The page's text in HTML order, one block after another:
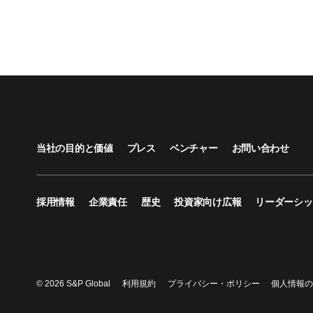
当社の目的と価値 プレス ベンチャー お問い合わせ
採用情報 企業責任 歴史 投資家向け広報 リーダーシ
© 2026 S&P Global 利用規約 プライバシー・ポリシー 個人情報